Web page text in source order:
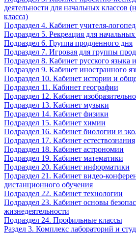
деятельности для начальных классов
класса)
Подраздел 4. Кабинет учителя-
Подраздел 5. Рекреация для начальных
Подраздел 6. Группа продленного дня
Подраздел 7. Игровая для группы
Подраздел 8. Кабинет русского языка
Подраздел 9. Кабинет иностранного
Подраздел 10. Кабинет истории и
Подраздел 11. Кабинет географии
Подраздел 12. Кабинет
Подраздел 13. Кабинет музыки
Подраздел 14. Кабинет физики
Подраздел 15. Кабинет химии
Подраздел 16. Кабинет биологии и
Подраздел 17. Кабинет естествознания
Подраздел 18. Кабинет астрономии
Подраздел 19. Кабинет математики
Подраздел 20. Кабинет информатики
Подраздел 21. Кабинет видео-
дистанционного обучения
Подраздел 22. Кабинет технологии
Подраздел 23. Кабинет основы
жизнедеятельности
Подраздел 24. Профильные классы
Раздел 3. Комплекс лабораторий и